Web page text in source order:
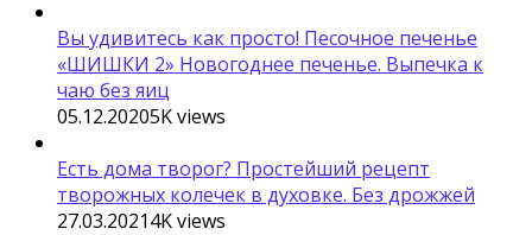
Вы удивитесь как просто! Песочное печенье
«ШИШКИ 2» Новогоднее печенье. Выпечка к
чаю без яиц
05.12.20205Kviews
Есть дома творог? Простейший рецепт
творожных колечек в духовке. Без дрожжей
27.03.20214Kviews